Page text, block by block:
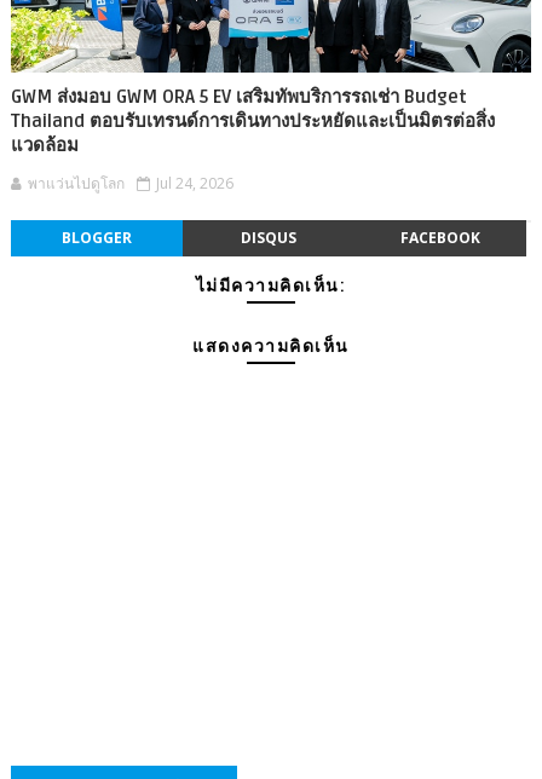
GWM ส่งมอบ GWM ORA 5 EV เสริมทัพบริการรถเช่า Budget
Thailand ตอบรับเทรนด์การเดินทางประหยัดและเป็นมิตรต่อสิ่ง
แวดล้อม
พาแว่นไปดูโลก Jul 24, 2026
BLOGGER DISQUS FACEBOOK
ไม่มีความคิดเห็น:
แสดงความคิดเห็น